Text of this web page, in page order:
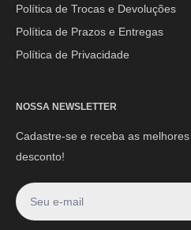
Política de Trocas e Devoluções
Política de Prazos e Entregas
Política de Privacidade
NOSSA NEWSLETTER
Cadastre-se e receba as
desconto!
Seu e-mail